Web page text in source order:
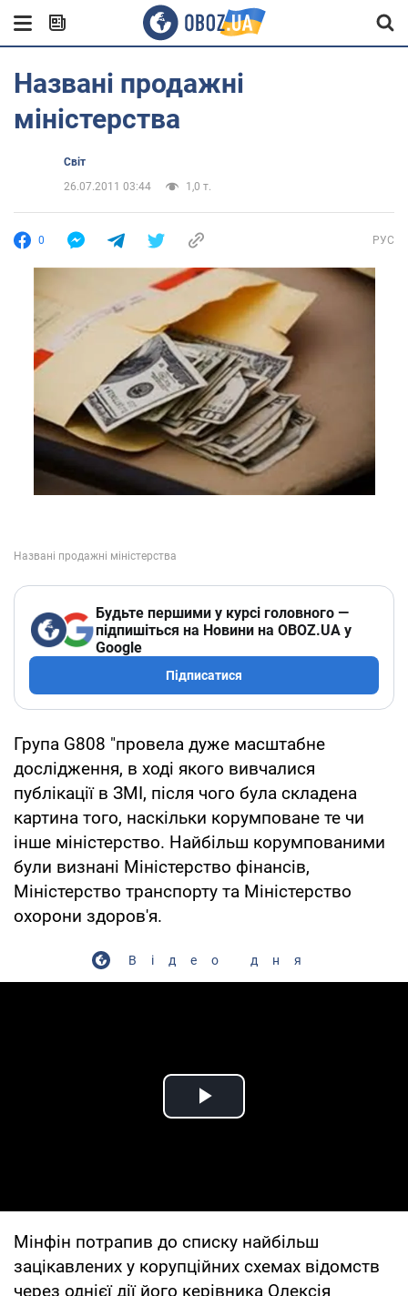
Названі продажні
міністерства
Світ
26.07.2011 03:44
1,0 т.
0 РУС
Будьте першими у курсі головного —
підпишіться на Новини на OBOZ.UA у
Google
Підписатися
Група G808 "провела дуже масштабне
дослідження, в ході якого вивчалися
публікації в ЗМІ, після чого була складена
картина того, наскільки корумповане те чи
інше міністерство. Найбільш корумпованими
були визнані Міністерство фінансів,
Міністерство транспорту та Міністерство
охорони здоров'я.
Відео дня
Play Video
Мінфін потрапив до списку найбільш
зацікавлених у корупційних схемах відомств
через однієї дії його керівника Олексія